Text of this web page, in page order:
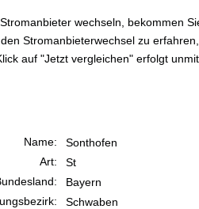
wechseln, bekommen
Stromanbieterwechsel zu
auf "Jetzt vergleichen" erfolgt
Name:
Sonthofen
Art:
St
Bayern
Schwaben